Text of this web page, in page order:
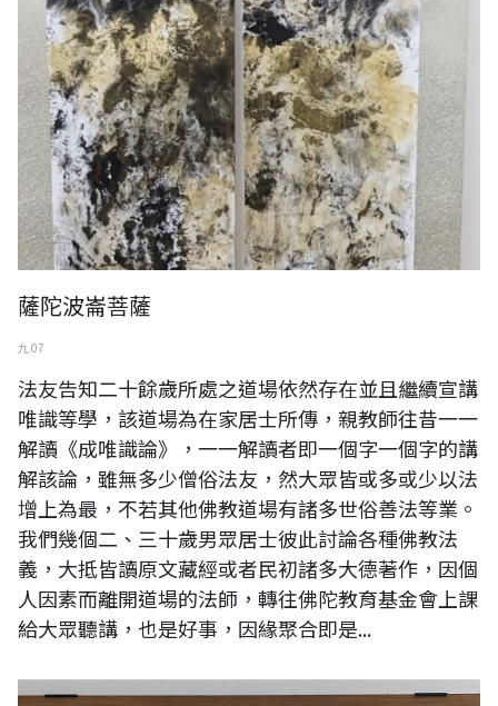
薩陀波崙菩薩
九 07
法友告知二十餘歲所處之道場依然存在並且繼續宣講
唯識等學，該道場為在家居士所傳，親教師往昔一一
解讀《成唯識論》，一一解讀者即一個字一個字的講
解該論，雖無多少僧俗法友，然大眾皆或多或少以法
增上為最，不若其他佛教道場有諸多世俗善法等業。
我們幾個二、三十歲男眾居士彼此討論各種佛教法
義，大抵皆讀原文藏經或者民初諸多大德著作，因個
人因素而離開道場的法師，轉往佛陀教育基金會上課
給大眾聽講，也是好事，因緣聚合即是...